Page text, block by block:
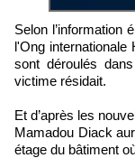
Selon l’information émanant de Boubacar Sèye, le président de
l'Ong
sont déroulés
victime résidait.
Et d’après les
Mamadou Diack
étage du bâtiment